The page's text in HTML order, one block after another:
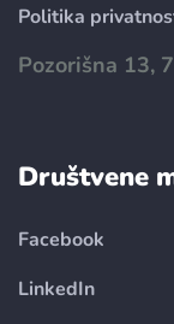
Politika
Pozorišna 13,
Društvene
Facebook
LinkedIn